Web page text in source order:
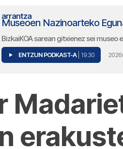
arrantza
Museoen Nazinoarteko
BizkaiKOA sarean gitxienez sei museo
ENTZUN PODKAST-A | 19:30